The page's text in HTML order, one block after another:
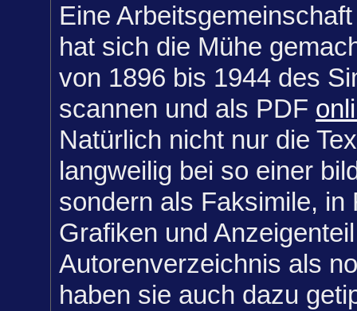
Eine
hat sich die Mühe
von 1896 bis 1944 des
scannen und als PDF
Natürlich nicht nur die
langweilig bei so einer
sondern als Faksimile, in
Grafiken und
Autorenverzeichnis als
haben sie auch dazu